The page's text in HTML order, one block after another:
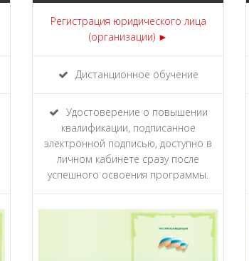
Регистрация юридического лица
(организации) ►
Дистанционное обучение
Удостоверение о повышении
квалификации, подписанное
электронной подписью, доступно в
личном кабинете сразу после
успешного освоения программы.